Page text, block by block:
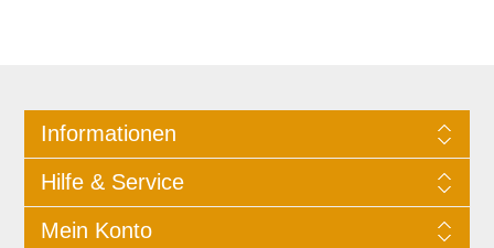
Informationen
Hilfe & Service
Mein Konto